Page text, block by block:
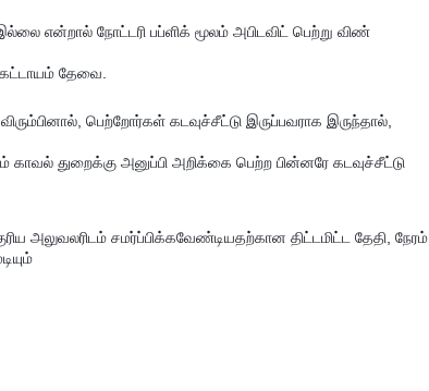
என்றால் நோட்டரி பப்ளிக் மூலம் அபிடவிட் பெற்று விண்
கட்டாயம் தேவை.
பெற்றோர்கள் கடவுச்சீட்டு இருப்பவராக இருந்தால்,
துறைக்கு அனுப்பி அறிக்கை பெற்ற பின்னரே கடவுச்சீட்டு
அலுவலரிடம் சமர்ப்பிக்கவேண்டியதற்கான திட்டமிட்ட தேதி, நேரம்,